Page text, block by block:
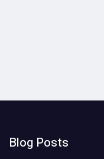
Blog Posts